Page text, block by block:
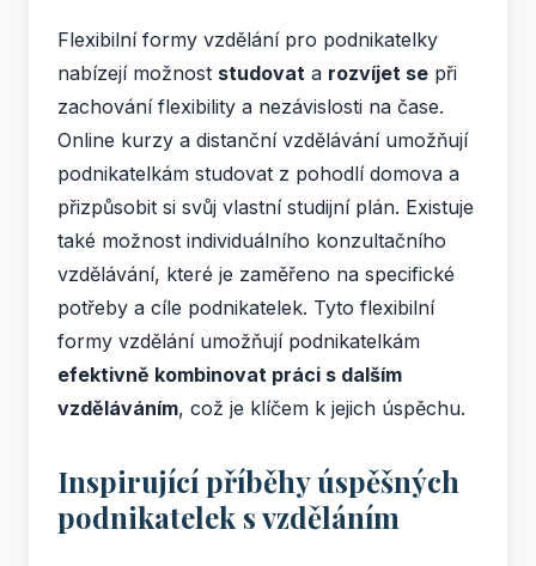
Flexibilní formy vzdělání pro podnikatelky
nabízejí možnost studovat a rozvíjet se při
zachování flexibility a nezávislosti na čase.
Online kurzy a distanční vzdělávání umožňují
podnikatelkám studovat z pohodlí domova a
přizpůsobit si svůj vlastní studijní plán. Existuje
také možnost individuálního konzultačního
vzdělávání, které je zaměřeno na specifické
potřeby a cíle podnikatelek. Tyto flexibilní
formy vzdělání umožňují podnikatelkám
efektivně kombinovat práci s dalším
vzděláváním, což je klíčem k jejich úspěchu.
Inspirující příběhy úspěšných
podnikatelek s vzděláním